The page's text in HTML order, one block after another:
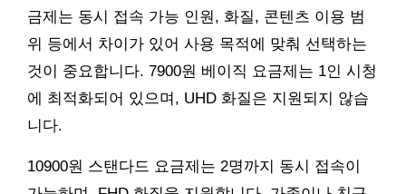
금제는 동시 접속 가능 인원, 화질, 콘텐츠 이용 범
위 등에서 차이가 있어 사용 목적에 맞춰 선택하는
것이 중요합니다. 7900원 베이직 요금제는 1인 시청
에 최적화되어 있으며, UHD 화질은 지원되지 않습
니다.
10900원 스탠다드 요금제는 2명까지 동시 접속이